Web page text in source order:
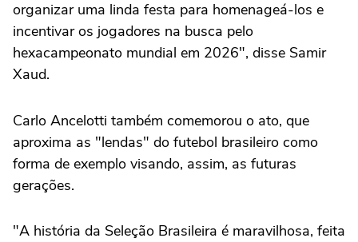
organizar uma linda festa para homenageá-los e
incentivar os jogadores na busca pelo
hexacampeonato mundial em 2026", disse Samir
Xaud.
Carlo Ancelotti também comemorou o ato, que
aproxima as "lendas" do futebol brasileiro como
forma de exemplo visando, assim, as futuras
gerações.
"A história da Seleção Brasileira é maravilhosa, feita